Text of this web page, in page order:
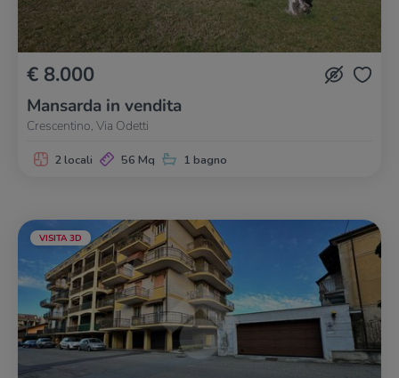
€ 8.000
Mansarda in vendita
Crescentino, Via Odetti
2 locali 56 Mq 1 bagno
VISITA 3D